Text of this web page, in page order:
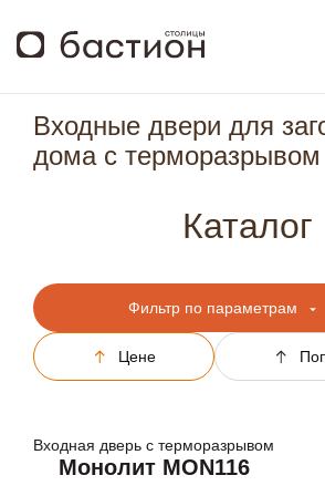
Входные двери для
дома с терморазрывом
Каталог
Фильтр по параметрам
Цене
Входная дверь с терморазрывом
Монолит MON116